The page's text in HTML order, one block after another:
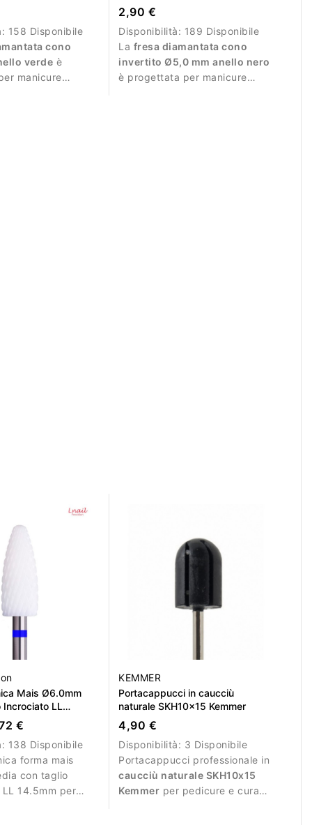
158 Disponibile
cono
verde è
manicure
2,90 €
Disponibilità: 189 Disponibile
La fresa diamantata cono
invertito Ø5,0 mm anello nero
è progettata per manicure
Mais Ø6.0mm
Incrociato LL
€
138 Disponibile
forma mais
con taglio
14.5mm per
KEMMER
Portacappucci in caucciù
naturale SKH10x15 Kemmer
4,90 €
Disponibilità: 3 Disponibile
Portacappucci professionale in
caucciù naturale SKH10x15
Kemmer per pedicure e cura